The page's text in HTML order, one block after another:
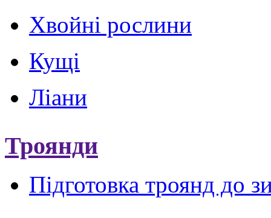
Хвойні рослини
Кущі
Ліани
Троянди
Підготовка троянд до